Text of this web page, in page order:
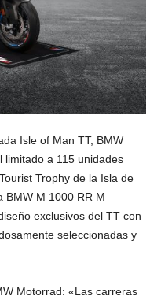
Isle of Man TT, BMW
limitado a 115 unidades
Trophy de la Isla de
BMW M 1000 RR M
exclusivos del TT con
seleccionadas y
Motorrad: «Las carreras